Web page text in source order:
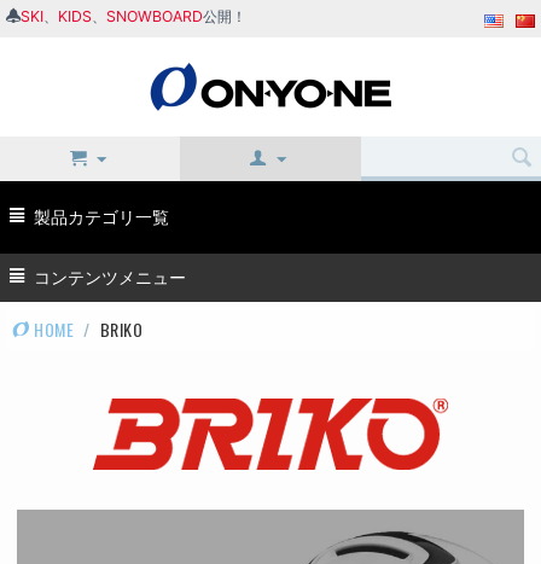
SKI KIDS SNOWBOARD公開！
製品カテゴリ一覧
コンテンツメニュー
HOME / BRIKO